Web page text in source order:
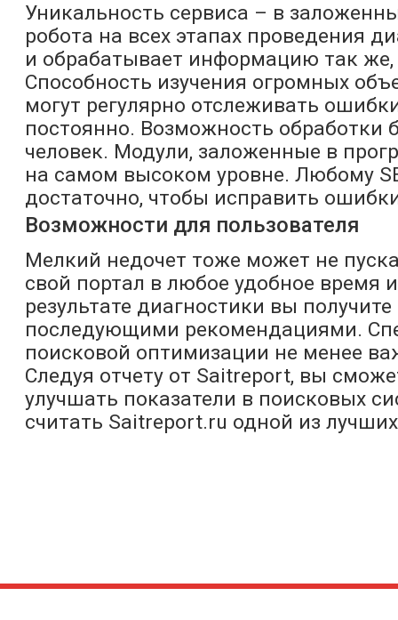
Уникальность сервиса – в
робота на всех этапах проведения
и обрабатывает информацию так же,
Способность изучения огромных
могут регулярно отслеживать
постоянно. Возможность обработки
человек. Модули, заложенные в
на самом высоком уровне. Любому
достаточно, чтобы исправить
Возможности для пользователя
Мелкий недочет тоже может не
свой портал в любое удобное
результате диагностики вы
последующими рекомендациями.
поисковой оптимизации не менее
Следуя отчету от Saitreport, вы
улучшать показатели в поисковых
считать Saitreport.ru одной из